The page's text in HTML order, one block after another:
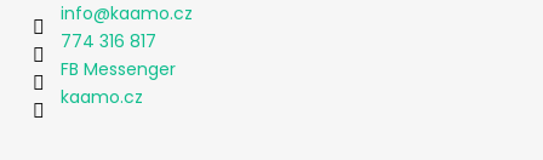
info@kaamo.cz
774 316 817
FB Messenger
kaamo.cz